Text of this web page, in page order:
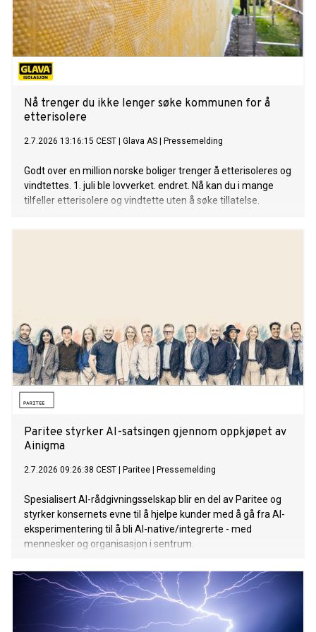
Nå trenger du ikke lenger søke kommunen for å
etterisolere
2.7.2026 13:16:15 CEST Glava AS Pressemelding
Godt over en million norske boliger trenger å etterisoleres og
vindtettes. 1. juli ble lovverket. endret. Nå kan du i mange
tilfeller etterisolere og vindtette uten å søke tillatelse.
Paritee styrker AI-satsingen gjennom oppkjøpet av
Ainigma
2.7.2026 09:26:38 CEST Paritee Pressemelding
Spesialisert AI-rådgivningsselskap blir en del av Paritee og
styrker konsernets evne til å hjelpe kunder med å gå fra AI-
eksperimentering til å bli AI-native/integrerte - med
mennesker og organisasjon i sentrum.